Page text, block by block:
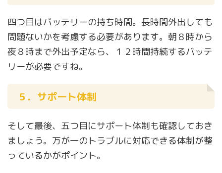
四つ目はバッテリーの持ち時間。長時間外出しても
問題ないかを考慮する必要があります。朝８時から
夜８時まで外出予定なら、１２時間持続するバッテ
リーが必要ですね。
５．サポート体制
そして最後、五つ目にサポート体制も確認しておき
ましょう。万が一のトラブルに対応できる体制が整
っているかがポイント。